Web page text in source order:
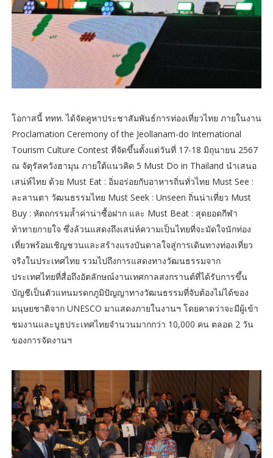
โอกาสนี้ ททท. ได้จัดคูหาประชาสัมพันธ์การท่องเที่ยวไทย ภายในงาน
Proclamation Ceremony of the Jeollanam-do International
Tourism Culture Contest ที่จัดขึ้นตั้งแต่วันที่ 17-18 มิถุนายน 2567
ณ จัตุรัสควังฮามุน ภายใต้แนวคิด 5 Must Do in Thailand นำเสนอ
เสน่ห์ไทย ด้วย Must Eat : อิ่มอร่อยกับอาหารถิ่นทั่วไทย Must See :
ละลานตา วัฒนธรรมไทย Must Seek : Unseen ถิ่นน่าเที่ยว Must
Buy : หัตถกรรมล้ำค่าน่าซื้อฝาก และ Must Beat : สุดยอดกีฬา
ท้าทายกายใจ ซึ่งล้วนแสดงถึงเสน่ห์ความเป็นไทยที่จะมัดใจนักท่อง
เที่ยวพร้อมเชิญชวนและสร้างแรงบันดาลใจสู่การเดินทางท่องเที่ยว
จริงในประเทศไทย รวมไปถึงการแสดงทางวัฒนธรรมจาก
ประเทศไทยที่สื่อถึงอัตลักษณ์งานเทศกาลสงกรานต์ที่ได้รับการขึ้น
บัญชีเป็นตัวแทนมรดกภูมิปัญญาทางวัฒนธรรมที่จับต้องไม่ได้ของ
มนุษยชาติจาก UNESCO มาแสดงภายในงานฯ โดยคาดว่าจะมีผู้เข้า
ชมงานและบูธประเทศไทยจำนวนมากกว่า 10,000 คน ตลอด 2 วัน
ของการจัดงานฯ